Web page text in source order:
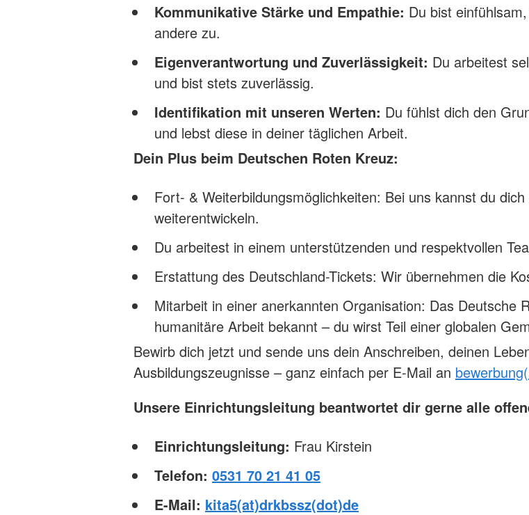
Kommunikative Stärke und Empathie: Du bist
andere zu.
Eigenverantwortung und Zuverlässigkeit: Du arbeitest
und bist stets zuverlässig.
Identifikation mit unseren Werten: Du fühlst dich den
und lebst diese in deiner täglichen Arbeit.
Dein Plus beim Deutschen Roten Kreuz:
Fort- & Weiterbildungsmöglichkeiten: Bei uns kannst du
weiterentwickeln.
Du arbeitest in einem unterstützenden und respektvollen
Erstattung des Deutschland-Tickets: Wir übernehmen die
Mitarbeit in einer anerkannten Organisation: Das Deutsche
humanitäre Arbeit bekannt – du wirst Teil einer globalen
Bewirb dich jetzt und sende uns dein Anschreiben, deinen
Ausbildungszeugnisse – ganz einfach per E-Mail an
Unsere Einrichtungsleitung beantwortet dir gerne alle
Einrichtungsleitung: Frau Kirstein
Telefon: 0531 70 21 41 05
E-Mail: kita5(at)drkbssz(dot)de